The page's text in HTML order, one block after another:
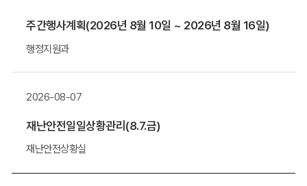
주간행사계획(2026년 8월 10일 ~ 2026년 8월 16일)
행정지원과
2026-08-07
재난안전일일상황관리(8.7.금)
재난안전상황실